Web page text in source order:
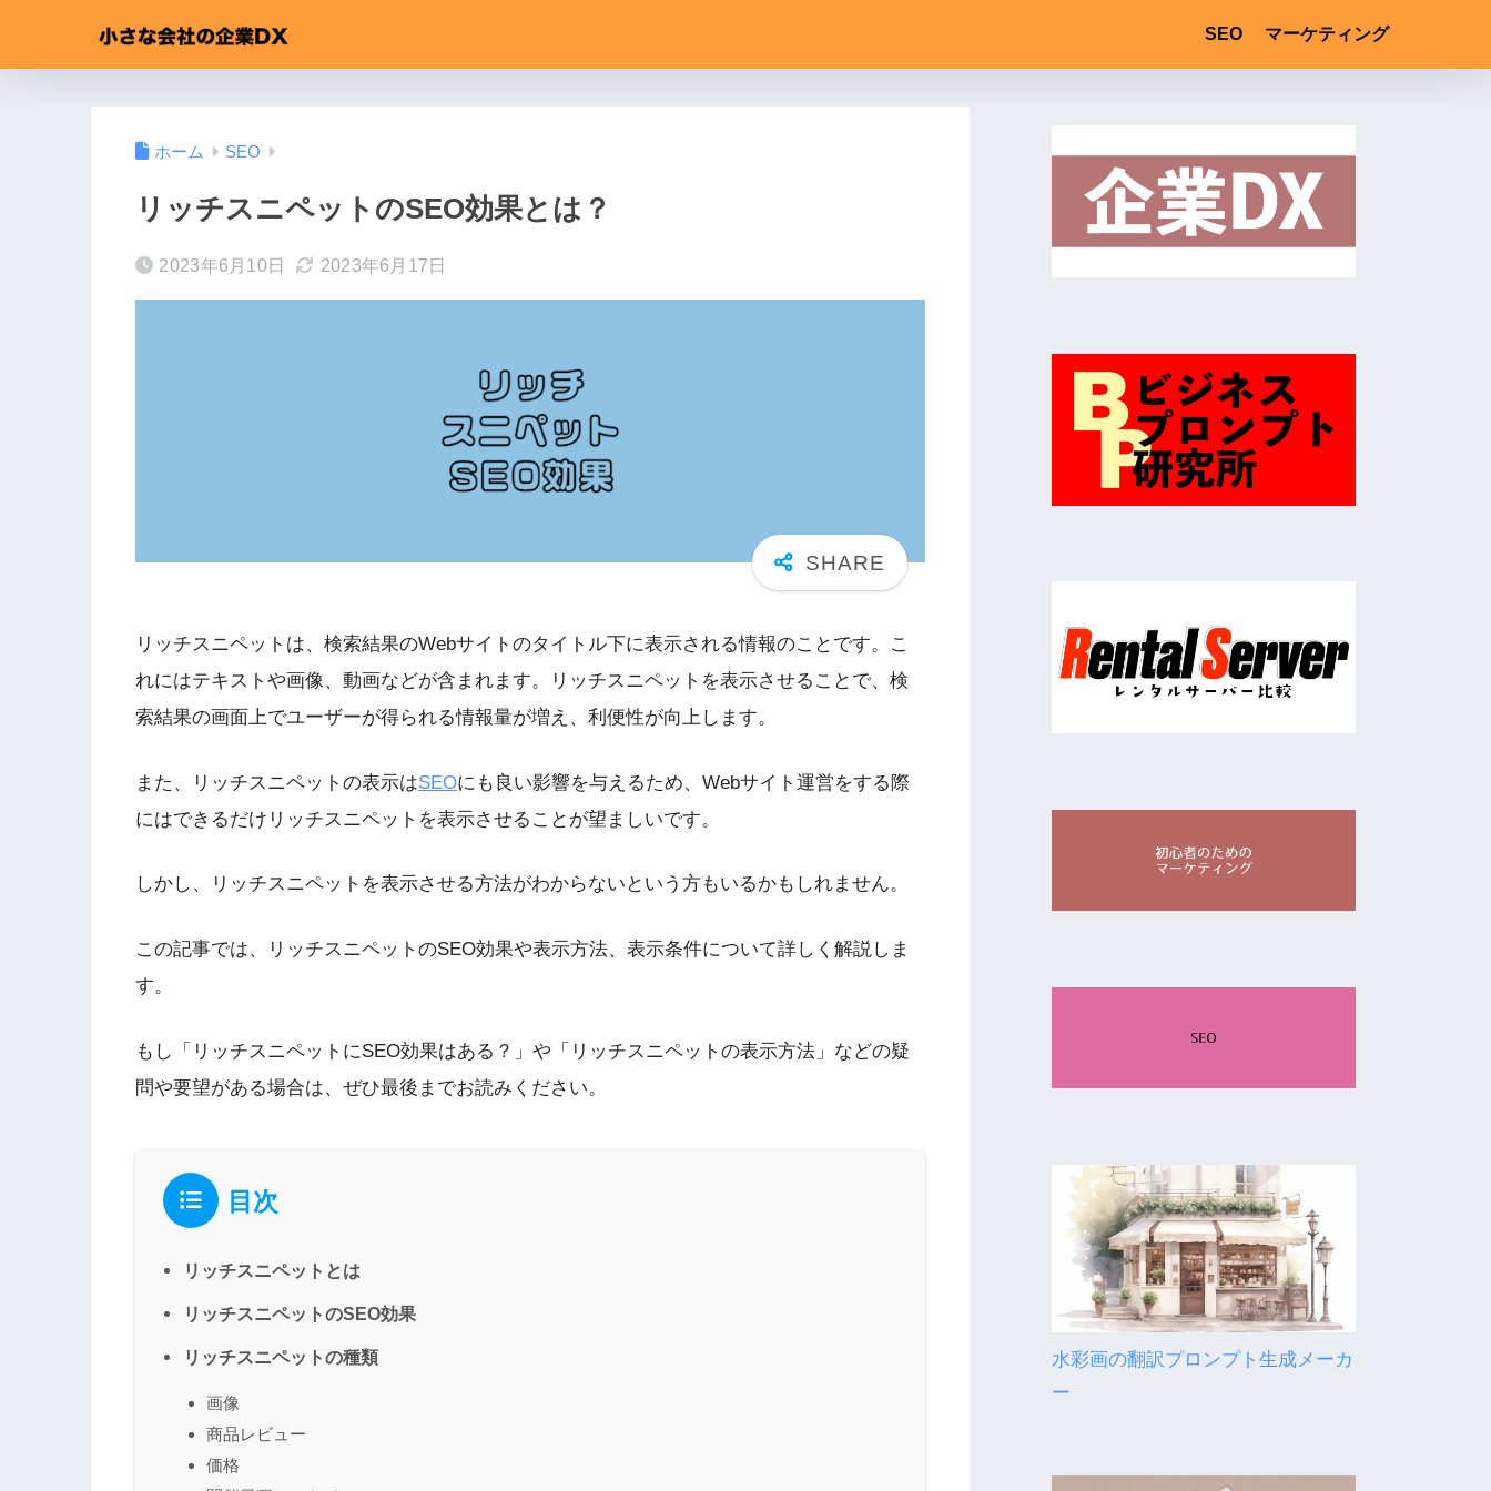
SEO マーケティング
ホーム SEO
リッチスニペットのSEO効果とは？
2023年6月10日 2023年6月17日
リッチスニペットは、検索結果のWebサイトのタイトル下に表示される情報のことです。こ
れにはテキストや画像、動画などが含まれます。リッチスニペットを表示させることで、検
索結果の画面上でユーザーが得られる情報量が増え、利便性が向上します。
また、リッチスニペットの表示はSEOにも良い影響を与えるため、Webサイト運営をする際
にはできるだけリッチスニペットを表示させることが望ましいです。
しかし、リッチスニペットを表示させる方法がわからないという方もいるかもしれません。
この記事では、リッチスニペットのSEO効果や表示方法、表示条件について詳しく解説しま
す。
もし「リッチスニペットにSEO効果はある？」や「リッチスニペットの表示方法」などの疑
問や要望がある場合は、ぜひ最後までお読みください。
目次
リッチスニペットとは
リッチスニペットのSEO効果
リッチスニペットの種類
画像
商品レビュー
価格
水彩画の翻訳プロンプト生成メーカ
ー